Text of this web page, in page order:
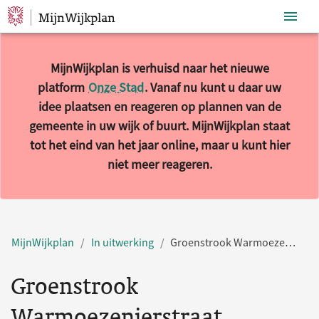
Sla navigatie over
MijnWijkplan
MijnWijkplan is verhuisd naar het nieuwe
platform Onze Stad. Vanaf nu kunt u daar uw
idee plaatsen en reageren op plannen van de
gemeente in uw wijk of buurt. MijnWijkplan staat
tot het eind van het jaar online, maar u kunt hier
niet meer reageren.
MijnWijkplan In uitwerking Groenstrook Warmoezenierstraat
Groenstrook